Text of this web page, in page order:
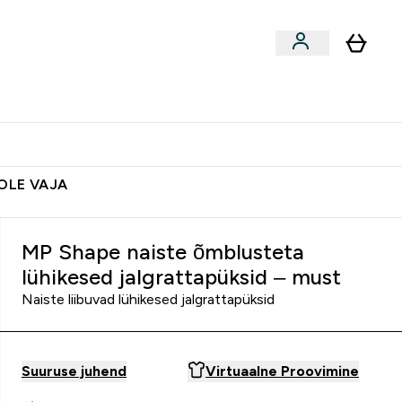
VAJA
MP Shape naiste õmblusteta
lühikesed jalgrattapüksid – must
Naiste liibuvad lühikesed jalgrattapüksid
Suuruse juhend Virtuaalne Proovimine